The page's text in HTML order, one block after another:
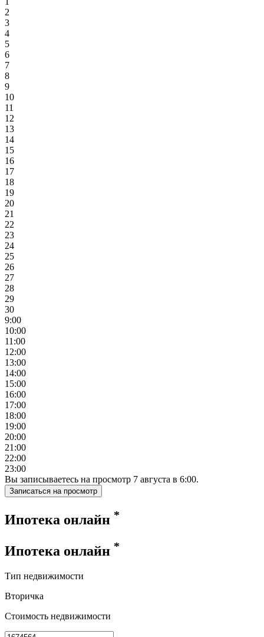
2
3
4
5
6
7
8
9
10
11
12
13
14
15
16
17
18
19
20
21
22
23
24
25
26
27
28
29
30
9:00
10:00
11:00
12:00
13:00
14:00
15:00
16:00
17:00
18:00
19:00
20:00
21:00
22:00
23:00
Вы записываетесь на просмотр 7 августа в 6:00.
Записаться на просмотр
Ипотека онлайн *
Ипотека онлайн *
Тип недвижимости
Вторичка
Стоимость недвижимости